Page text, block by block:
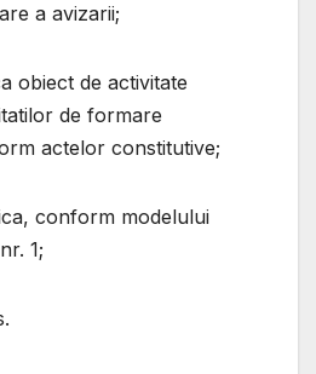
a avizarii;
obiect de activitate
de formare
actelor constitutive;
conform modelului
1;